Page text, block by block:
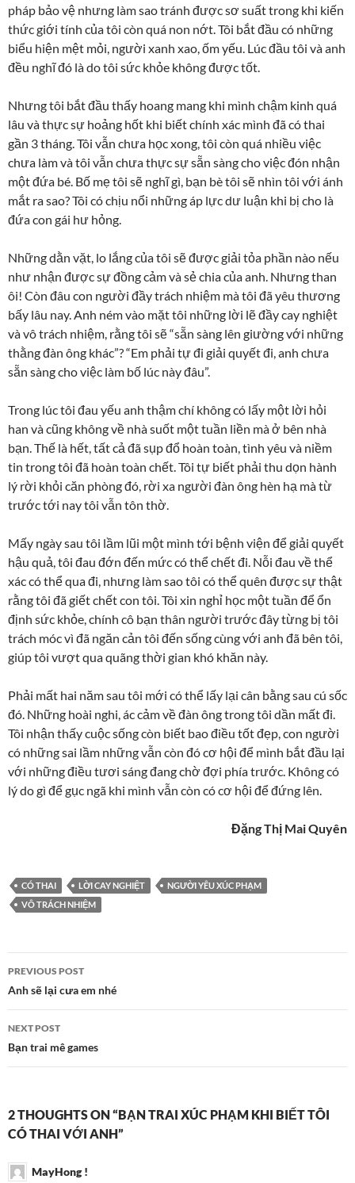
pháp bảo vệ nhưng làm sao tránh được sơ suất trong khi kiến
thức giới tính của tôi còn quá non nớt. Tôi bắt đầu có những
biểu hiện mệt mỏi, người xanh xao, ốm yếu. Lúc đầu tôi và anh
đều nghĩ đó là do tôi sức khỏe không được tốt.
Nhưng tôi bắt đầu thấy hoang mang khi mình chậm kinh quá
lâu và thực sự hoảng hốt khi biết chính xác mình đã có thai
gần 3 tháng. Tôi vẫn chưa học xong, tôi còn quá nhiều việc
chưa làm và tôi vẫn chưa thực sự sẵn sàng cho việc đón nhận
một đứa bé. Bố mẹ tôi sẽ nghĩ gì, bạn bè tôi sẽ nhìn tôi với ánh
mắt ra sao? Tôi có chịu nổi những áp lực dư luận khi bị cho là
đứa con gái hư hỏng.
Những dằn vặt, lo lắng của tôi sẽ được giải tỏa phần nào nếu
như nhận được sự đồng cảm và sẻ chia của anh. Nhưng than
ôi! Còn đâu con người đầy trách nhiệm mà tôi đã yêu thương
bấy lâu nay. Anh ném vào mặt tôi những lời lẽ đầy cay nghiệt
và vô trách nhiệm, rằng tôi sẽ “sẵn sàng lên giường với những
thằng đàn ông khác”? “Em phải tự đi giải quyết đi, anh chưa
sẵn sàng cho việc làm bố lúc này đâu”.
Trong lúc tôi đau yếu anh thậm chí không có lấy một lời hỏi
han và cũng không về nhà suốt một tuần liền mà ở bên nhà
bạn. Thế là hết, tất cả đã sụp đổ hoàn toàn, tình yêu và niềm
tin trong tôi đã hoàn toàn chết. Tôi tự biết phải thu dọn hành
lý rời khỏi căn phòng đó, rời xa người đàn ông hèn hạ mà từ
trước tới nay tôi vẫn tôn thờ.
Mấy ngày sau tôi lầm lũi một mình tới bệnh viện để giải quyết
hậu quả, tôi đau đớn đến mức có thể chết đi. Nỗi đau về thể
xác có thể qua đi, nhưng làm sao tôi có thể quên được sự thật
rằng tôi đã giết chết con tôi. Tôi xin nghỉ học một tuần để ổn
định sức khỏe, chính cô bạn thân người trước đây từng bị tôi
trách móc vì đã ngăn cản tôi đến sống cùng với anh đã bên tôi,
giúp tôi vượt qua quãng thời gian khó khăn này.
Phải mất hai năm sau tôi mới có thể lấy lại cân bằng sau cú sốc
đó. Những hoài nghi, ác cảm về đàn ông trong tôi dần mất đi.
Tôi nhận thấy cuộc sống còn biết bao điều tốt đẹp, con người
có những sai lầm những vẫn còn đó cơ hội để mình bắt đầu lại
với những điều tươi sáng đang chờ đợi phía trước. Không có
lý do gì để gục ngã khi mình vẫn còn có cơ hội để đứng lên.
Đặng Thị Mai Quyên
CÓ THAI LỜI CAY NGHIỆT
NGƯỜI YÊU XÚC PHẠM
VÔ TRÁCH NHIỆM
Post
navigation
PREVIOUS POST
Anh sẽ lại cưa em nhé
NEXT POST
Bạn trai mê games
2 THOUGHTS ON “BẠN TRAI XÚC PHẠM KHI BIẾT TÔI
CÓ THAI VỚI ANH”
MayHong !